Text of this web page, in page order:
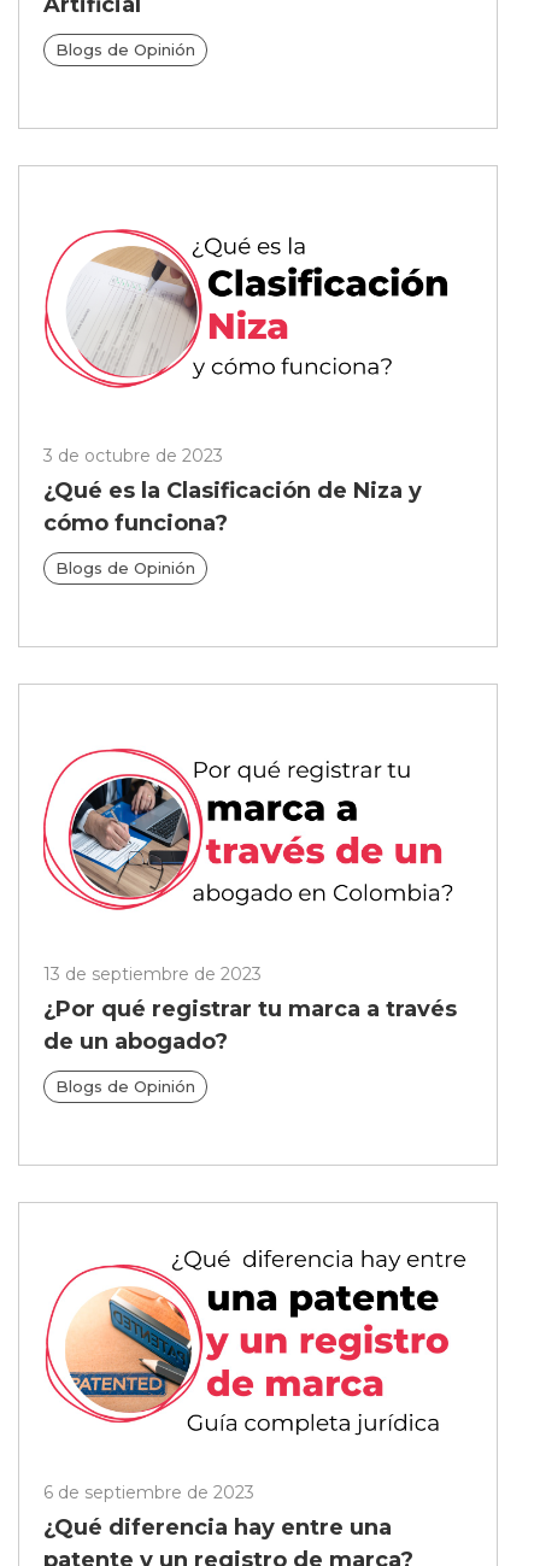
Blogs de Opinión
3 de octubre de 2023
¿Qué es la Clasificación de Niza y
cómo funciona?
Blogs de Opinión
13 de septiembre de 2023
¿Por qué registrar tu marca a través
de un abogado?
Blogs de Opinión
6 de septiembre de 2023
¿Qué diferencia hay entre una
patente y un registro de marca?